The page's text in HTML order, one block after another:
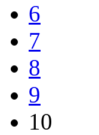
6
7
8
9
10